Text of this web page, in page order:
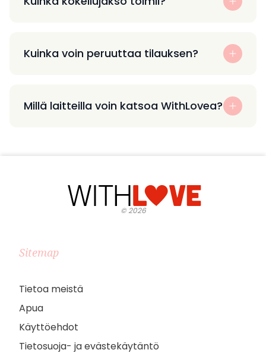
Kuinka voin peruuttaa tilauksen?
Millä laitteilla voin katsoa WithLovea?
©2026
Sitemap
Tietoa meistä
Apua
Käyttöehdot
Tietosuoja- ja evästekäytäntö